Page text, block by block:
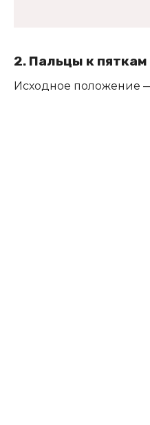
2. Пальцы к пяткам
Исходное положение